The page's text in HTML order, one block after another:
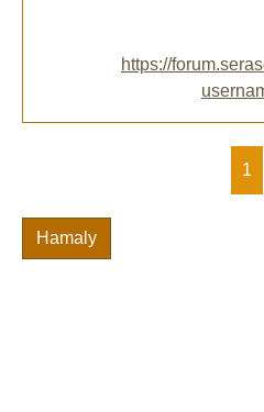
https://
1
Hamaly